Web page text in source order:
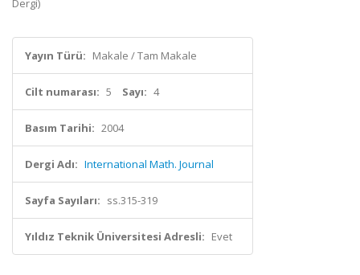
Dergi)
Yayın Türü: Makale / Tam Makale
Cilt numarası: 5 Sayı: 4
Basım Tarihi: 2004
Dergi Adı: International Math. Journal
Sayfa Sayıları: ss.315-319
Yıldız Teknik Üniversitesi Adresli: Evet